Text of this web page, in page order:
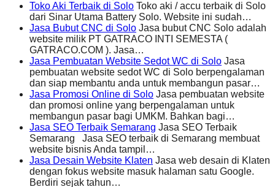
Toko Aki Terbaik di Solo Toko aki / accu terbaik di Solo
dari Sinar Utama Battery Solo. Website ini sudah…
Jasa Bubut CNC di Solo Jasa bubut CNC Solo adalah
website milik PT GATRACO INTI SEMESTA (
GATRACO.COM ). Jasa…
Jasa Pembuatan Website Sedot WC di Solo Jasa
pembuatan website sedot WC di Solo berpengalaman
dan siap membantu anda untuk membangun pasar…
Jasa Promosi Online di Solo Jasa pembuatan website
dan promosi online yang berpengalaman untuk
membangun pasar bagi UMKM. Bahkan bagi…
Jasa SEO Terbaik Semarang Jasa SEO Terbaik
Semarang Jasa SEO terbaik di Semarang membuat
website bisnis Anda tampil…
Jasa Desain Website Klaten Jasa web desain di Klaten
dengan fokus website masuk halaman satu Google.
Berdiri sejak tahun…